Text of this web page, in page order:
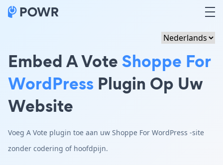
Embed A VoteShoppe For
WordPress Plugin Op Uw
Website
Voeg A Vote plugin toe aan uw Shoppe For WordPress -site
zonder codering of hoofdpijn.